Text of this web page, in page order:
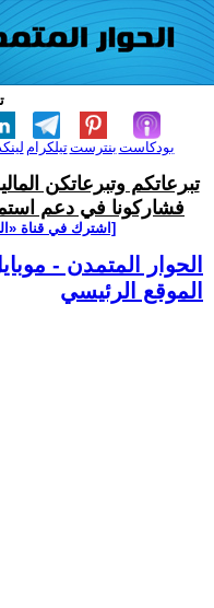
تيلكرامبنترست بودكاست
تبرعاتكم وتبرعاتكن
فشاركونا في دعم
[اشترك في قناة
الحوار المتمدن -
الموقع الرئيسي